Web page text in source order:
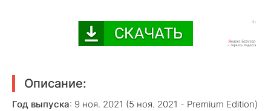
Описание:
Год выпуска: 9 ноя. 2021 (5 ноя. 2021 - Premium Edition)